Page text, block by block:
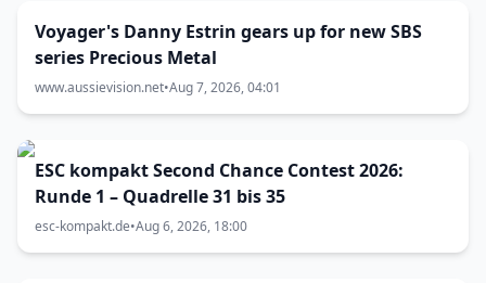
Voyager's Danny Estrin gears up for new SBS
series Precious Metal
www.aussievision.net•Aug 7, 2026, 04:01
ESC kompakt Second Chance Contest 2026:
Runde 1 – Quadrelle 31 bis 35
esc-kompakt.de•Aug 6, 2026, 18:00